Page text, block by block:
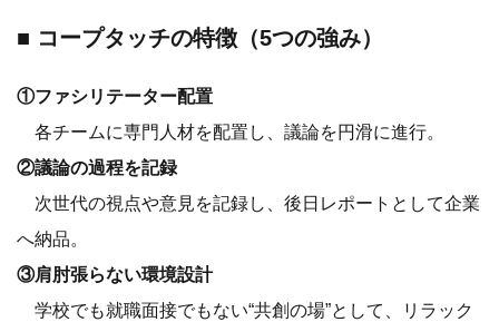
■ コープタッチの特徴（5つの強み）
①ファシリテーター配置
各チームに専門人材を配置し、議論を円滑に進行。
②議論の過程を記録
次世代の視点や意見を記録し、後日レポートとして企業
へ納品。
③肩肘張らない環境設計
学校でも就職面接でもない“共創の場”として、リラック